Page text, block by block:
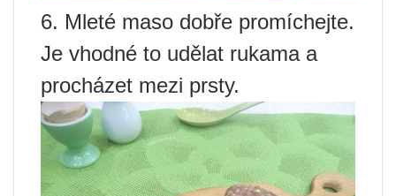
6. Mleté maso dobře promíchejte.
Je vhodné to udělat rukama a
procházet mezi prsty.